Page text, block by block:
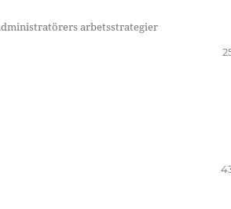
arbetsstrategier